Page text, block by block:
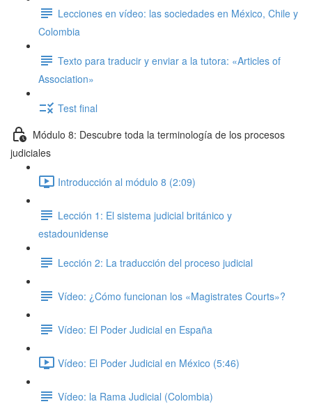
Lecciones en vídeo: las sociedades en México, Chile y
Colombia
Texto para traducir y enviar a la tutora: «Articles of
Association»
Test final
Módulo 8: Descubre toda la terminología de los procesos
judiciales
Introducción al módulo 8 (2:09)
Lección 1: El sistema judicial británico y
estadounidense
Lección 2: La traducción del proceso judicial
Vídeo: ¿Cómo funcionan los «Magistrates Courts»?
Vídeo: El Poder Judicial en España
Vídeo: El Poder Judicial en México (5:46)
Vídeo: la Rama Judicial (Colombia)